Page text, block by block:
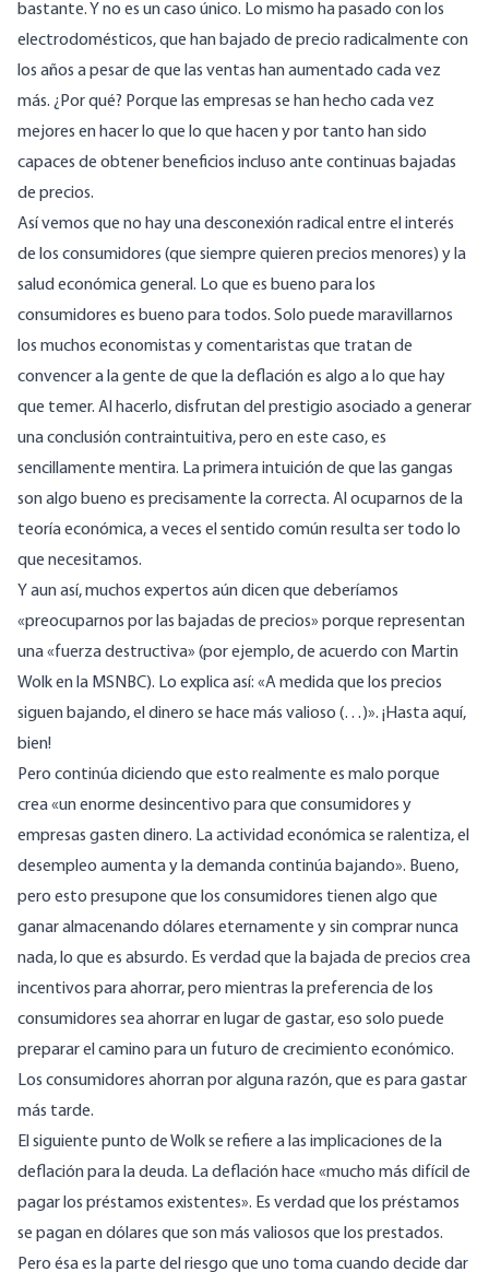
bastante. Y no es un caso único. Lo mismo ha pasado con los
electrodomésticos, que han bajado de precio radicalmente con
los años a pesar de que las ventas han aumentado cada vez
más. ¿Por qué? Porque las empresas se han hecho cada vez
mejores en hacer lo que lo que hacen y por tanto han sido
capaces de obtener beneficios incluso ante continuas bajadas
de precios.
Así vemos que no hay una desconexión radical entre el interés
de los consumidores (que siempre quieren precios menores) y la
salud económica general. Lo que es bueno para los
consumidores es bueno para todos. Solo puede maravillarnos
los muchos economistas y comentaristas que tratan de
convencer a la gente de que la deflación es algo a lo que hay
que temer. Al hacerlo, disfrutan del prestigio asociado a generar
una conclusión contraintuitiva, pero en este caso, es
sencillamente mentira. La primera intuición de que las gangas
son algo bueno es precisamente la correcta. Al ocuparnos de la
teoría económica, a veces el sentido común resulta ser todo lo
que necesitamos.
Y aun así, muchos expertos aún dicen que deberíamos
«preocuparnos por las bajadas de precios» porque representan
una «fuerza destructiva» (por ejemplo,de acuerdo con Martin
Wolk en la MSNBC). Lo explica así: «A medida que los precios
siguen bajando, el dinero se hace más valioso (…)». ¡Hasta aquí,
bien!
Pero continúa diciendo que esto realmente es malo porque
crea «un enorme desincentivo para que consumidores y
empresas gasten dinero. La actividad económica se ralentiza, el
desempleo aumenta y la demanda continúa bajando». Bueno,
pero esto presupone que los consumidores tienen algo que
ganar almacenando dólares eternamente y sin comprar nunca
nada, lo que es absurdo. Es verdad que la bajada de precios crea
incentivos para ahorrar, pero mientras la preferencia de los
consumidores sea ahorrar en lugar de gastar, eso solo puede
preparar el camino para un futuro de crecimiento económico.
Los consumidores ahorran por alguna razón, que es para gastar
más tarde.
El siguiente punto de Wolk se refiere a las implicaciones de la
deflación para la deuda. La deflación hace «mucho más difícil de
pagar los préstamos existentes». Es verdad que los préstamos
se pagan en dólares que son más valiosos que los prestados.
Pero ésa es la parte del riesgo que uno toma cuando decide dar